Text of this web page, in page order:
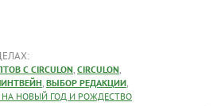
С CIRCULON, CIRCULON,
, ВЫБОР РЕДАКЦИИ,
НОВЫЙ ГОД И РОЖДЕСТВО